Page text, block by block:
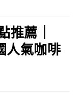
推薦｜
人氣咖啡